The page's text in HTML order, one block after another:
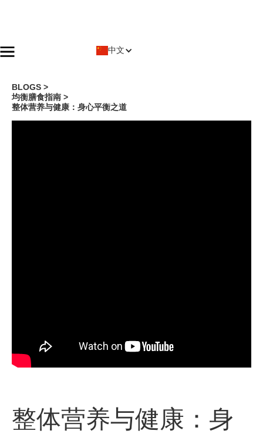
中文
BLOGS >
均衡膳食指南 >
整体营养与健康：身心平衡之道
整体营养与健康：身